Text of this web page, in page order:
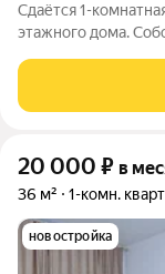
Сдаётся 1-
этажного дома.
оплачиваются
детьми, можно с
20 000 ₽ в
36 м² 1-комн.
новостройка